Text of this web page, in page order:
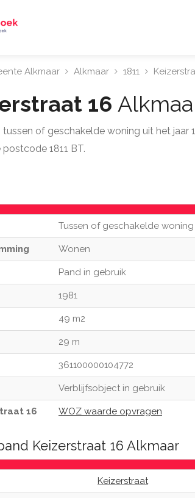
Alkmaar Alkmaar 1811
16
tussen of geschakelde woning uit het
1811 BT.
Tussen of geschakelde woning
Wonen
Pand in gebruik
1981
49 m2
29 m
361100000104772
Verblijfsobject in gebruik
16 WOZ waarde opvragen
Keizerstraat 16 Alkmaar
Keizerstraat